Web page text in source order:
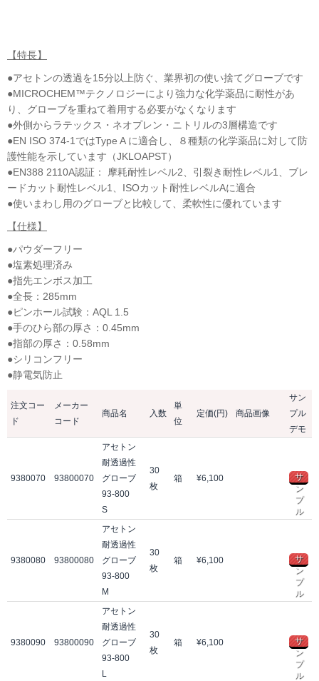
【特長】
●アセトンの透過を15分以上防ぐ、業界初の使い捨てグローブです
●MICROCHEM™テクノロジーにより強力な化学薬品に耐性があ
り、グローブを重ねて着用する必要がなくなります
●外側からラテックス・ネオプレン・ニトリルの3層構造です
●EN ISO 374-1ではType A に適合し、８種類の化学薬品に対して防
護性能を示しています（JKLOAPST）
●EN388 2110A認証： 摩耗耐性レベル2、引裂き耐性レベル1、ブレ
ードカット耐性レベル1、ISOカット耐性レベルAに適合
●使いまわし用のグローブと比較して、柔軟性に優れています
【仕様】
●パウダーフリー
●塩素処理済み
●指先エンボス加工
●全長：285mm
●ピンホール試験：AQL 1.5
●手のひら部の厚さ：0.45mm
●指部の厚さ：0.58mm
●シリコンフリー
●静電気防止
注文コー
ド
メーカー
コード
商品名 入数
単
位
定価(円) 商品画像
サン
プル
デモ
9380070 93800070
アセトン
耐透過性
グローブ
93-800
S
30
枚
箱 ¥6,100
サ
ン
プ
ル
9380080 93800080
アセトン
耐透過性
グローブ
93-800
M
30
枚
箱 ¥6,100
サ
ン
プ
ル
9380090 93800090
アセトン
耐透過性
グローブ
93-800
L
30
枚
箱 ¥6,100
サ
ン
プ
ル